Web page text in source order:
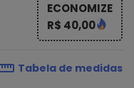
ECONOMIZE
R$ 40,00
Tabela de medidas